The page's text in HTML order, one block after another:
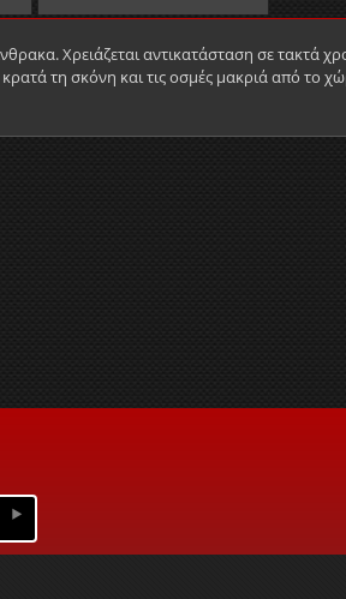
Χρειάζεται αντικατάσταση σε τακτά
τη σκόνη και τις οσμές μακριά από το